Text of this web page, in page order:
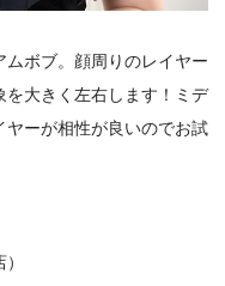
ボブ。顔周りのレイヤー
を大きく左右します！ミデ
ヤーが相性が良いのでお試